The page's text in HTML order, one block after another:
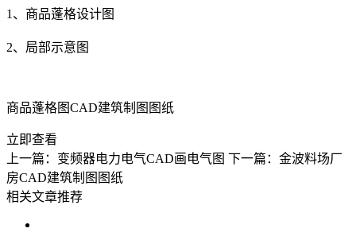
1、商品蓬格设计图
2、局部示意图
商品蓬格图CAD建筑制图图纸
立即查看
上一篇：变频器电力电气CAD画电气图 下一篇：金波料场厂
房CAD建筑制图图纸
相关文章推荐